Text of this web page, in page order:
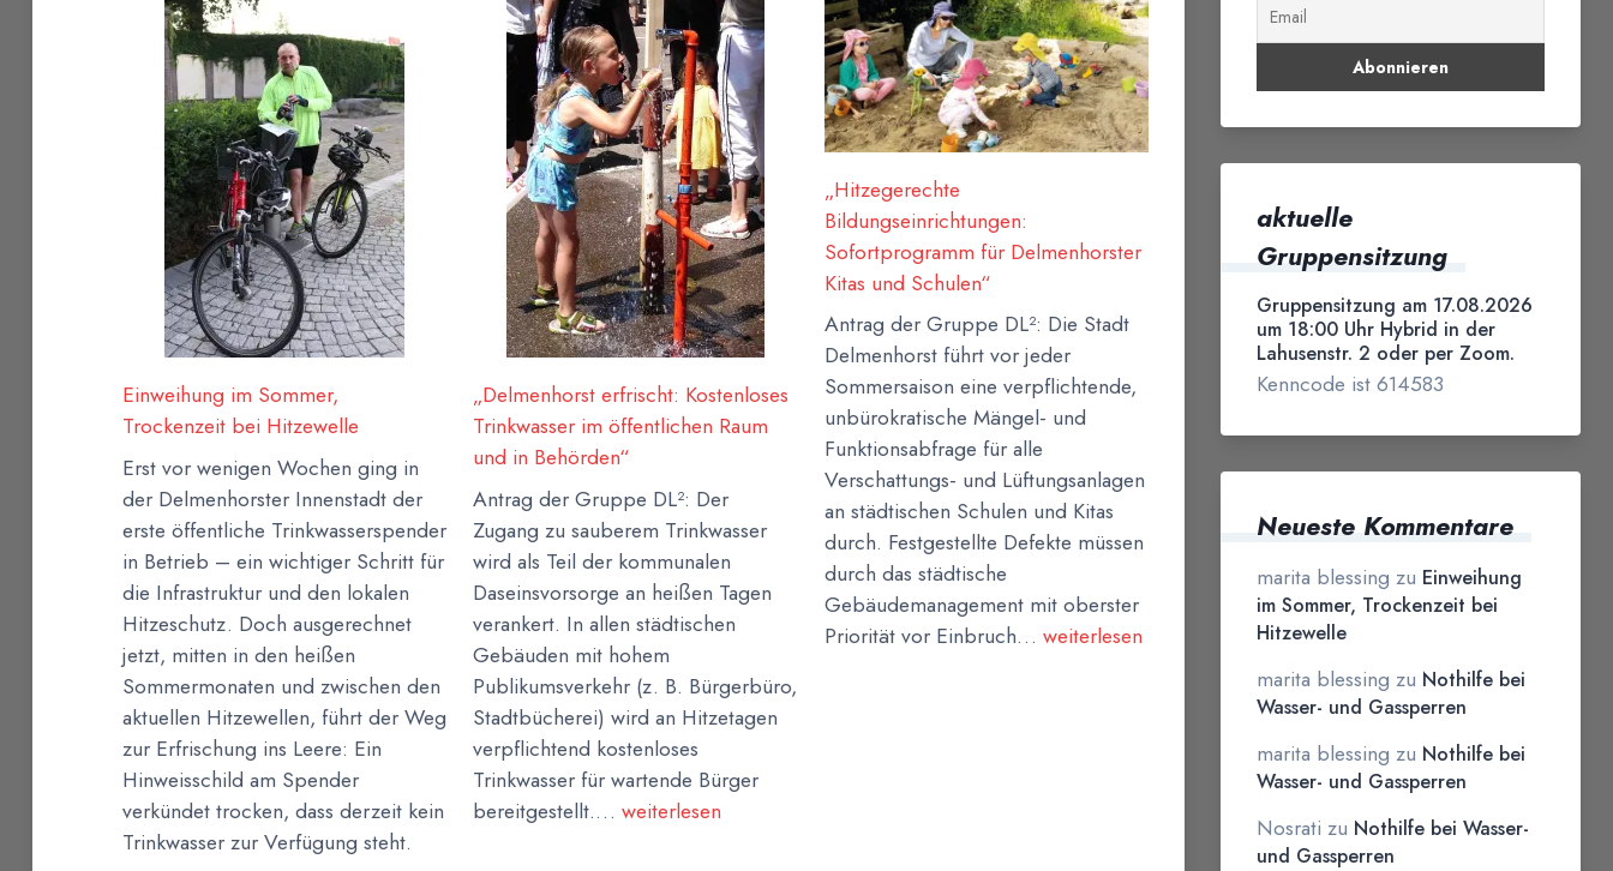
Einweihung im Sommer,
Trockenzeit bei Hitzewelle
Erst vor wenigen Wochen ging in
der Delmenhorster Innenstadt der
erste öffentliche Trinkwasserspender
in Betrieb – ein wichtiger Schritt für
die Infrastruktur und den lokalen
Hitzeschutz. Doch ausgerechnet
jetzt, mitten in den heißen
Sommermonaten und zwischen den
aktuellen Hitzewellen, führt der Weg
zur Erfrischung ins Leere: Ein
Hinweisschild am Spender
verkündet trocken, dass derzeit kein
Trinkwasser zur Verfügung steht.
„Delmenhorst erfrischt: Kostenloses
Trinkwasser im öffentlichen Raum
und in Behörden“
Antrag der Gruppe DL²: Der
Zugang zu sauberem Trinkwasser
wird als Teil der kommunalen
Daseinsvorsorge an heißen Tagen
verankert. In allen städtischen
Gebäuden mit hohem
Publikumsverkehr (z. B. Bürgerbüro,
Stadtbücherei) wird an Hitzetagen
verpflichtend kostenloses
Trinkwasser für wartende Bürger
bereitgestellt.…weiterlesen
„Hitzegerechte
Bildungseinrichtungen:
Sofortprogramm für Delmenhorster
Kitas und Schulen“
Antrag der Gruppe DL²: Die Stadt
Delmenhorst führt vor jeder
Sommersaison eine verpflichtende,
unbürokratische Mängel- und
Funktionsabfrage für alle
Verschattungs- und Lüftungsanlagen
an städtischen Schulen und Kitas
durch. Festgestellte Defekte müssen
durch das städtische
Gebäudemanagement mit oberster
Priorität vor Einbruch… weiterlesen
aktuelle
Gruppensitzung
Gruppensitzung am 17.08.2026
um 18:00 Uhr Hybrid in der
Lahusenstr. 2 oder per Zoom.
Kenncode ist 614583
Neueste Kommentare
marita blessing zu Einweihung
im Sommer, Trockenzeit bei
Hitzewelle
marita blessing zu Nothilfe bei
Wasser- und Gassperren
marita blessing zu Nothilfe bei
Wasser- und Gassperren
Nosrati zu Nothilfe bei Wasser-
und Gassperren